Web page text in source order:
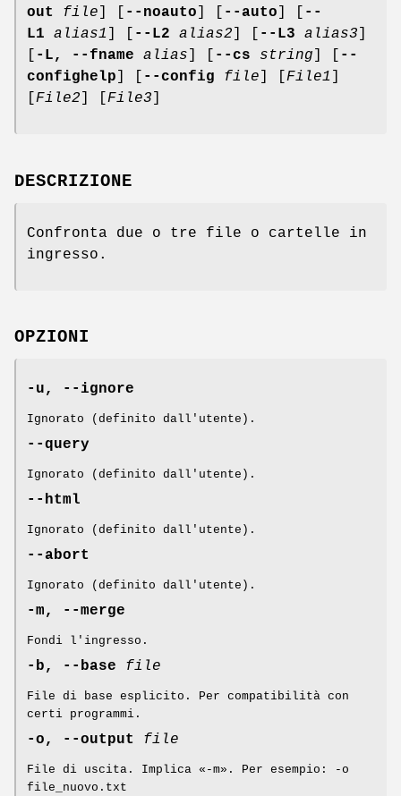
out
file --noauto --auto
--
L1
alias1 --L2 alias2 --L3 alias3
-L, --fname alias --cs string
--
confighelp
--config file File1
File2 File3
DESCRIZIONE
Confronta due o tre file o cartelle in
ingresso.
OPZIONI
-u, --ignore
Ignorato (definito dall'utente).
--query
Ignorato (definito dall'utente).
--html
Ignorato (definito dall'utente).
--abort
Ignorato (definito dall'utente).
-m, --merge
Fondi l'ingresso.
-b, --base file
File di base esplicito. Per compatibilità con
certi programmi.
-o, --output file
File di uscita. Implica «-m». Per esempio: -o
file_nuovo.txt